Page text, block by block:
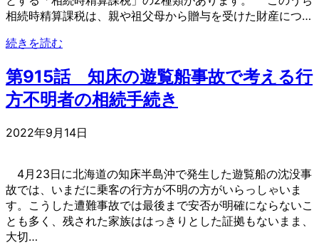
相続時精算課税は、親や祖父母から贈与を受けた財産につ…
続きを読む
第915話 知床の遊覧船事故で考える行
方不明者の相続手続き
2022年9月14日
4月23日に北海道の知床半島沖で発生した遊覧船の沈没事
故では、いまだに乗客の行方が不明の方がいらっしゃいま
す。こうした遭難事故では最後まで安否が明確にならないこ
とも多く、残された家族ははっきりとした証拠もないまま、
大切…